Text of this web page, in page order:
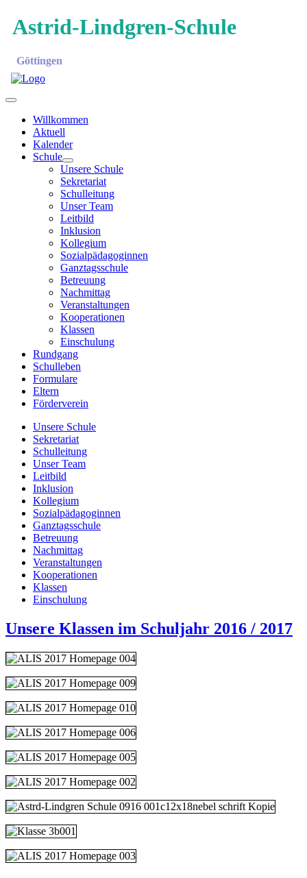
Astrid-Lindgren-Schule
Göttingen
Willkommen
Aktuell
Kalender
Schule
Unsere Schule
Sekretariat
Schulleitung
Unser Team
Leitbild
Inklusion
Kollegium
Sozialpädagoginnen
Ganztagsschule
Betreuung
Nachmittag
Veranstaltungen
Kooperationen
Klassen
Einschulung
Rundgang
Schulleben
Formulare
Eltern
Förderverein
Unsere Schule
Sekretariat
Schulleitung
Unser Team
Leitbild
Inklusion
Kollegium
Sozialpädagoginnen
Ganztagsschule
Betreuung
Nachmittag
Veranstaltungen
Kooperationen
Klassen
Einschulung
Unsere Klassen im Schuljahr 2016 / 2017